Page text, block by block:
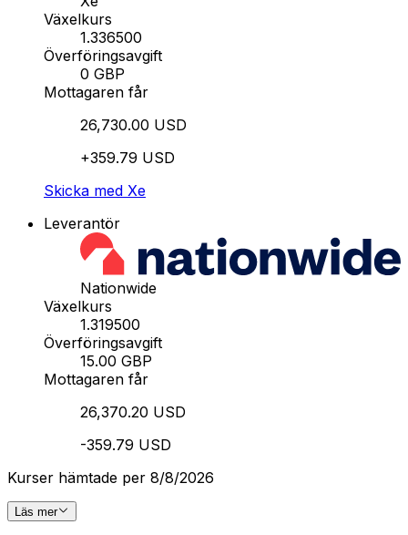
Växelkurs
1.336500
Överföringsavgift
0 GBP
Mottagaren får
26,730.00 USD
+359.79 USD
Skicka med Xe
Leverantör
Nationwide
Växelkurs
1.319500
Överföringsavgift
15.00 GBP
Mottagaren får
26,370.20 USD
-359.79 USD
Kurser hämtade per 8/8/2026
Läs mer